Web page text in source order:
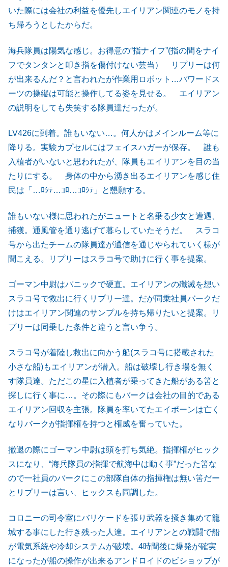
いた際には会社の利益を優先しエイリアン関連のモノを持
ち帰ろうとしたからだ。
海兵隊員は陽気な感じ。お得意の“指ナイフ”(指の間をナイ
フでタンタンと叩き指を傷付けない芸当） リプリーは何
が出来るんだ？と言われたが作業用ロボット…パワードス
ーツの操縦は可能と操作してる姿を見せる。 エイリアン
の説明をしても失笑する隊員達だったが。
LV426に到着。誰もいない…。何人かはメインルーム等に
降りる。実験カプセルにはフェイスハガーが保存。 誰も
入植者がいないと思われたが、隊員もエイリアンを目の当
たりにする。 身体の中から湧き出るエイリアンを感じ住
民は「…ﾛｼﾃ…ｺﾛ…ｺﾛｼﾃ」と懇願する。
誰もいない様に思われたがニュートと名乗る少女と遭遇、
捕獲。通風管を通り逃げて暮らしていたそうだ。 スラコ
号から出たチームの隊員達が通信を通じやられていく様が
聞こえる。リプリーはスラコ号で助けに行く事を提案。
ゴーマン中尉はパニックで硬直。エイリアンの殲滅を想い
スラコ号で救出に行くリプリー達。だが同乗社員バークだ
けはエイリアン関連のサンプルを持ち帰りたいと提案。リ
プリーは同乗した条件と違うと言い争う。
スラコ号が着陸し救出に向かう船(スラコ号に搭載された
小さな船)もエイリアンが潜入。船は破壊し行き場を無く
す隊員達。ただこの星に入植者が乗ってきた船がある筈と
探しに行く事に…。その際にもバークは会社の目的である
エイリアン回収を主張。隊員を率いてたエイポーンは亡く
なりバークが指揮権を持つと権威を奮っていた。
撤退の際にゴーマン中尉は頭を打ち気絶。指揮権がヒック
スになり、“海兵隊員の指揮で航海中は動く事”だった筈な
ので一社員のバークにこの部隊自体の指揮権は無い筈だー
とリプリーは言い、ヒックスも同調した。
コロニーの司令室にバリケードを張り武器を掻き集めて籠
城する事にした行き残った人達。エイリアンとの戦闘で船
が電気系統や冷却システムが破壊。4時間後に爆発が確実
になったが船の操作が出来るアンドロイドのビショップが